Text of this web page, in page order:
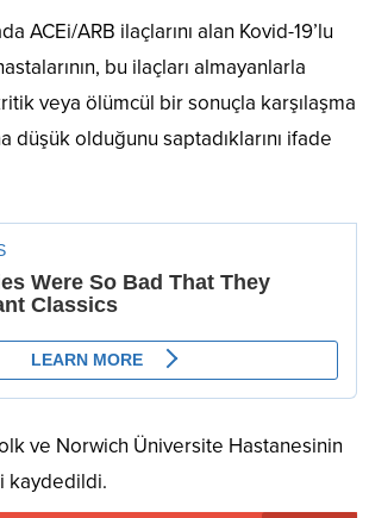
ACEi/ARB ilaçlarını alan Kovid-19’lu
bu ilaçları almayanlarla
veya ölümcül bir sonuçla karşılaşma
düşük olduğunu saptadıklarını ifade
ve Norwich Üniversite Hastanesinin
kaydedildi.